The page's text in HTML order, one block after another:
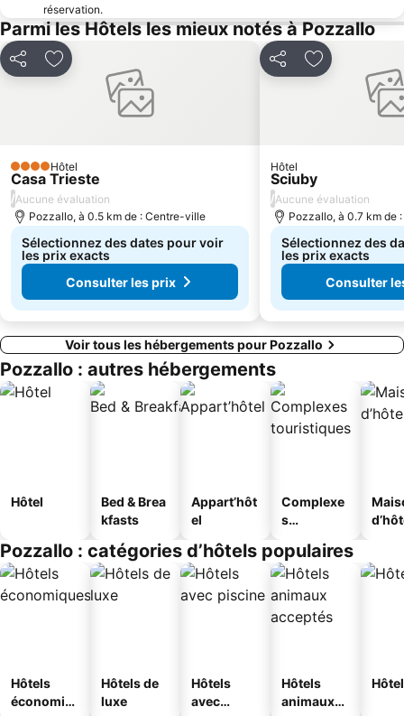
réservation.
Parmi les Hôtels les mieux notés à Pozzallo
PartagerAjouter à mes favoris
4 ÉtoilesHôtel
Casa Trieste
/Aucune évaluation
Pozzallo, à 0.5 km de : Centre-ville
Sélectionnez des dates pour voir
les prix exacts
Consulter les prix
PartagerAjouter à
Hôtel
Sciuby
/Aucune évaluation
Pozzallo, à 0.7 km de
Sélectionnez des
les prix exacts
Consulter
Voir tous les hébergements pour Pozzallo
Pozzallo : autres hébergements
Hôtel
Bed & Brea
kfasts
Appart’hôt
el
Complexe
s
s
Pozzallo : catégories d’hôtels populaires
Hôtels
économiq
Hôtels de
luxe
Hôtels
avec
Hôtels
animaux